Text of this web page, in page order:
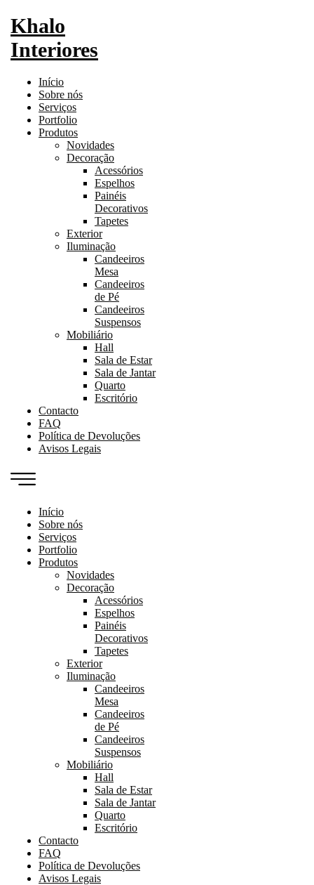
Khalo
Interiores
Início
Sobre nós
Serviços
Portfolio
Produtos
Novidades
Decoração
Acessórios
Espelhos
Painéis
Decorativos
Tapetes
Exterior
Iluminação
Candeeiros
Mesa
Candeeiros
de Pé
Candeeiros
Suspensos
Mobiliário
Hall
Sala de Estar
Sala de Jantar
Quarto
Escritório
Contacto
FAQ
Política de Devoluções
Avisos Legais
Início
Sobre nós
Serviços
Portfolio
Produtos
Novidades
Decoração
Acessórios
Espelhos
Painéis
Decorativos
Tapetes
Exterior
Iluminação
Candeeiros
Mesa
Candeeiros
de Pé
Candeeiros
Suspensos
Mobiliário
Hall
Sala de Estar
Sala de Jantar
Quarto
Escritório
Contacto
FAQ
Política de Devoluções
Avisos Legais